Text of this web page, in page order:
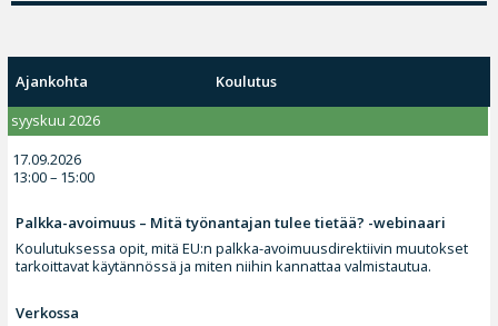
Ajankohta
Koulutus
syyskuu 2026
17.09.2026
13:00 – 15:00
Palkka-avoimuus – Mitä työnantajan tulee tietää? -webinaari
Koulutuksessa opit, mitä EU:n palkka-avoimuusdirektiivin muutokset
tarkoittavat käytännössä ja miten niihin kannattaa valmistautua.
Verkossa